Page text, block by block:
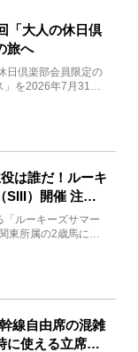
「大人の休日倶
旅へ
日倶楽部会員限定の
」を2026年7月31日
は誰だ！ルーキ
SIII）開催 注目
ック
ルーキーズサマー
東所属の2歳馬によ
線自由席の混雑
に使える立席特